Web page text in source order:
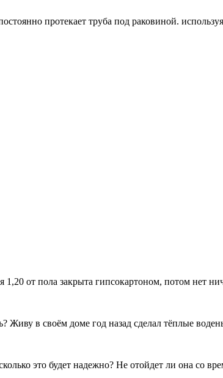
протекает труба под раковиной.
от пола закрыта гипсокартоном, потом нет
Живу в своём доме год назад сделал тёплые
это будет надежно? Не отойдет ли она со